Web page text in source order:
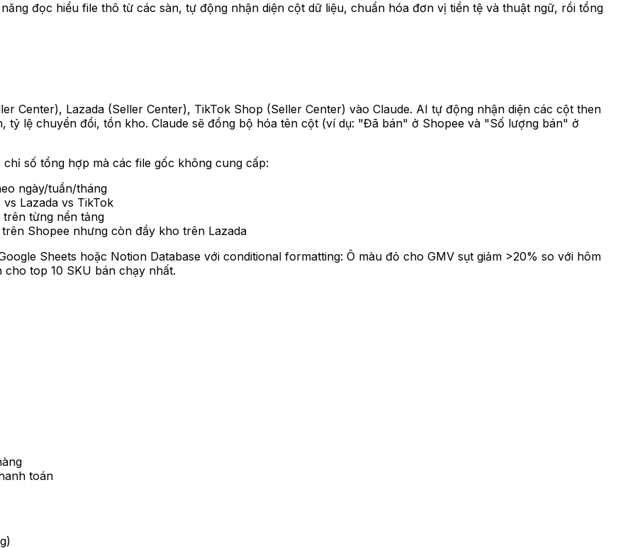
đọc hiểu file thô từ các sàn, tự động nhận diện cột dữ liệu, chuẩn hóa đơn vị tiền tệ và thuật ngữ, rồi tổng
Center), Lazada (Seller Center), TikTok Shop (Seller Center) vào Claude. AI tự động nhận diện các cột then
tỷ lệ chuyển đổi, tồn kho. Claude sẽ đồng bộ hóa tên cột (ví dụ: "Đã bán" ở Shopee và "Số lượng bán" ở
số tổng hợp mà các file gốc không cung cấp:
ngày/tuần/tháng
Lazada vs TikTok
từng nền tảng
Shopee nhưng còn đầy kho trên Lazada
Sheets hoặc Notion Database với conditional formatting: Ô màu đỏ cho GMV sụt giảm >20% so với hôm
top 10 SKU bán chạy nhất.
toán